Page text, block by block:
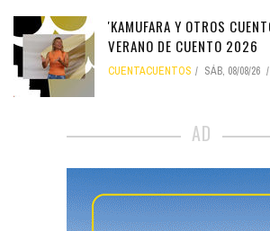
'KAMUFARA Y OTROS
VERANO DE CUENTO 2026
CUENTACUENTOS SÁB, 08/08/26
AD